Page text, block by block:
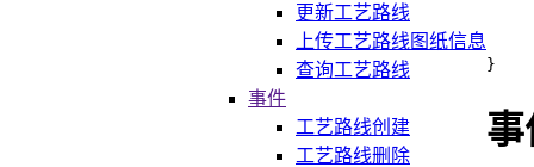
更新工艺路线
上传工艺路线图纸信息
查询工艺路线
事件
工艺路线创建
工艺路线删除
}
事